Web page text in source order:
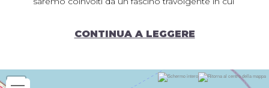
essendo uni dei principali luoghi divenerazione
mande, oltre ad essere carichi di
CONTINUA A LEGGERE